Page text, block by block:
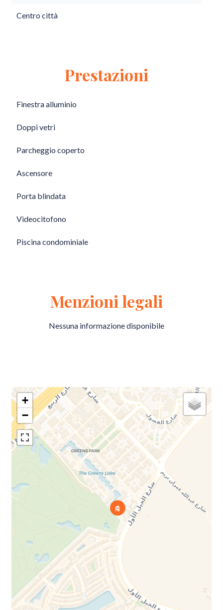
Centro città
Prestazioni
Finestra alluminio
Doppi vetri
Parcheggio coperto
Ascensore
Porta blindata
Videocitofono
Piscina condominiale
Menzioni legali
Nessuna informazione disponibile
+
−